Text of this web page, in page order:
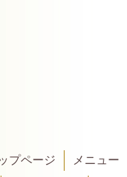
プページ メニュー